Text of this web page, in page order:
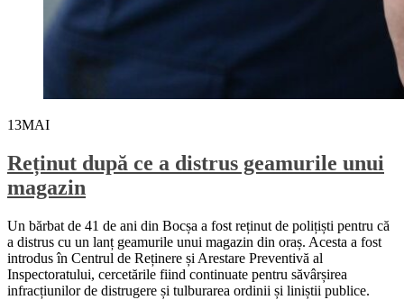
13MAI
Reținut după ce a distrus geamurile unui
magazin
Un bărbat de 41 de ani din Bocșa a fost reținut de polițiști pentru că
a distrus cu un lanț geamurile unui magazin din oraș. Acesta a fost
introdus în Centrul de Reținere și Arestare Preventivă al
Inspectoratului, cercetările fiind continuate pentru săvârșirea
infracțiunilor de distrugere și tulburarea ordinii și liniștii publice.